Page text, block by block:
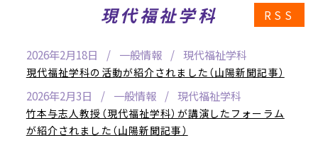
現代福祉学科 RSS
2026年2月18日 一般情報 現代福祉学科
現代福祉学科の活動が紹介されました（山陽新聞記事）
2026年2月3日 一般情報 現代福祉学科
竹本与志人教授（現代福祉学科）が講演したフォーラム
が紹介されました（山陽新聞記事）